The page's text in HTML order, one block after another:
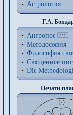
Астрология
Г.А.
Антропос
Методософия
Философия
Священное
Die
Печати